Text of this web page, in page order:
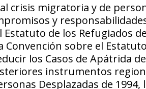
crisis migratoria y de
y
de los Refugiados
sobre el
los Casos de Apátrida
instrumentos
Desplazadas de 1994,